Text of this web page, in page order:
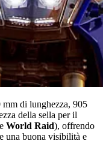
di lunghezza, 905
della sella per il
World Raid), offrendo
una buona visibilità e